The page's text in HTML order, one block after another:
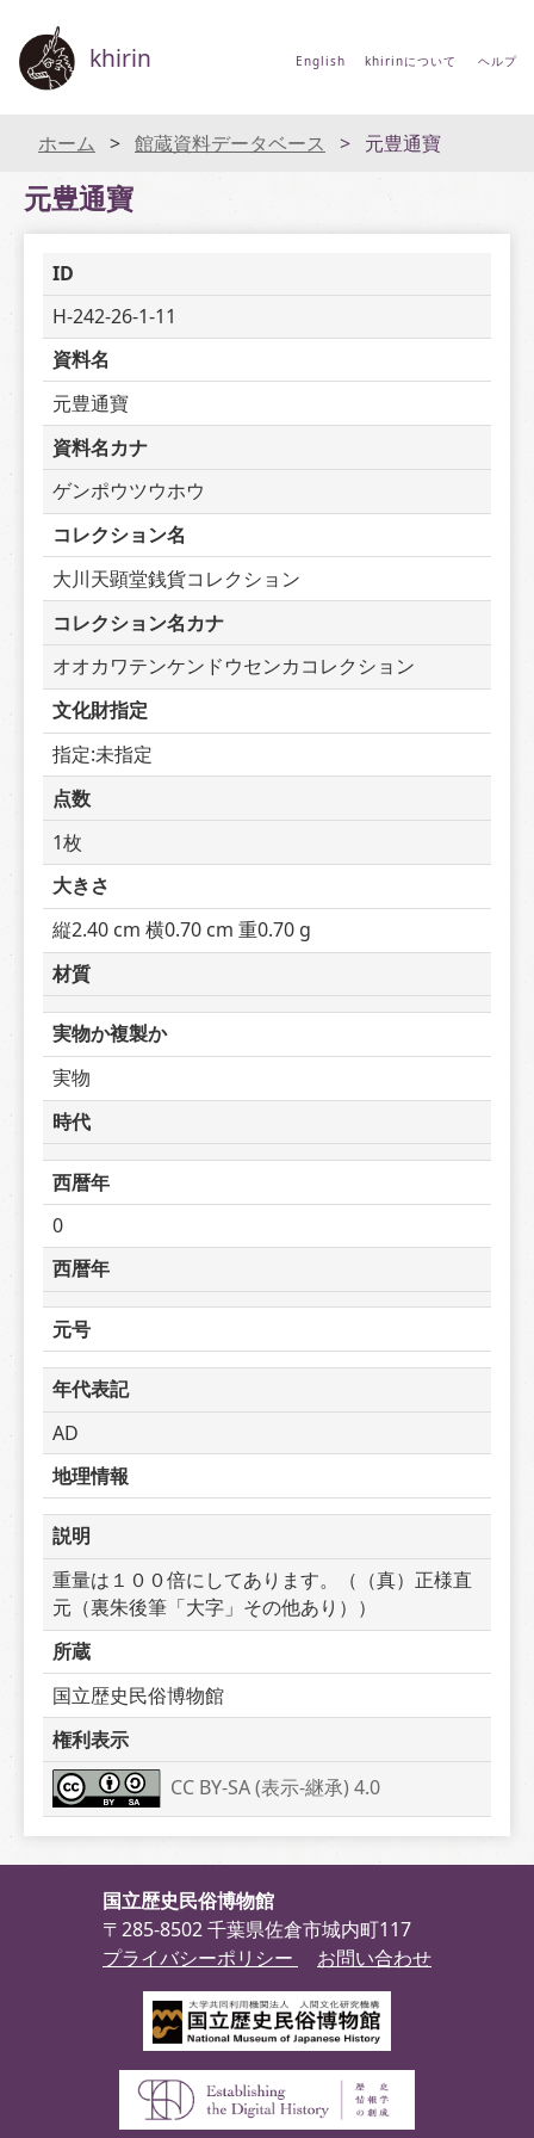
khirin English khirinについて ヘルプ
ホーム 館蔵資料データベース 元豊通寶
元豊通寶
ID
H-242-26-1-11
資料名
元豊通寶
資料名カナ
ゲンポウツウホウ
コレクション名
大川天顕堂銭貨コレクション
コレクション名カナ
オオカワテンケンドウセンカコレクション
文化財指定
指定:未指定
点数
1枚
大きさ
縦2.40 cm 横0.70 cm 重0.70 g
材質
実物か複製か
実物
時代
西暦年
0
西暦年
元号
年代表記
AD
地理情報
説明
重量は１００倍にしてあります。（（真）正様直
元（裏朱後筆「大字」その他あり））
所蔵
国立歴史民俗博物館
権利表示
CC BY-SA (表示-継承) 4.0
国立歴史民俗博物館
〒285-8502 千葉県佐倉市城内町117
プライバシーポリシー
お問い合わせ